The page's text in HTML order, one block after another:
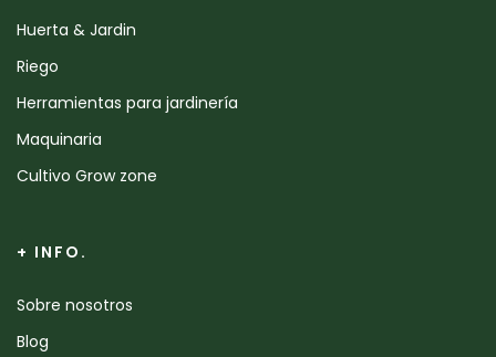
Huerta & Jardin
Riego
Herramientas para jardinería
Maquinaria
Cultivo Grow zone
+ INFO.
Sobre nosotros
Blog